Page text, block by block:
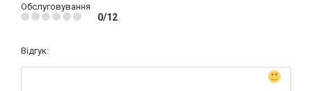
Обслуговування
0/12
Відгук: